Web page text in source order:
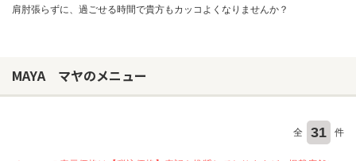
肩肘張らずに、過ごせる時間で貴方もカッコよくなりませんか？
MAYA マヤのメニュー
全 31 件